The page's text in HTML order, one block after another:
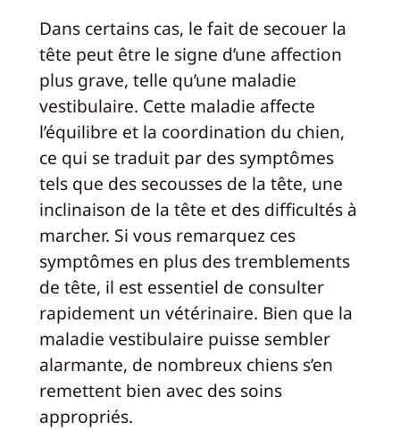
Dans certains cas, le fait de secouer la
tête peut être le signe d’une affection
plus grave, telle qu’une maladie
vestibulaire. Cette maladie affecte
l’équilibre et la coordination du chien,
ce qui se traduit par des symptômes
tels que des secousses de la tête, une
inclinaison de la tête et des difficultés à
marcher. Si vous remarquez ces
symptômes en plus des tremblements
de tête, il est essentiel de consulter
rapidement un vétérinaire. Bien que la
maladie vestibulaire puisse sembler
alarmante, de nombreux chiens s’en
remettent bien avec des soins
appropriés.